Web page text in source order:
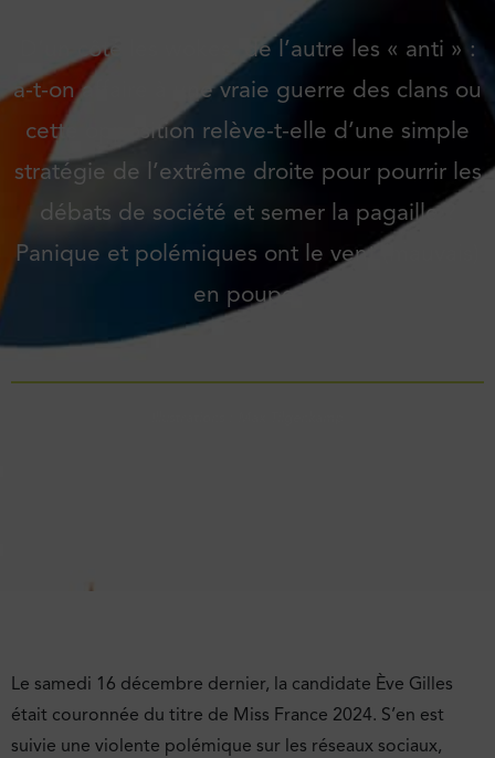
D’un côté les wokes, de l’autre les « anti » :
a-t-on affaire à une vraie guerre des clans ou
cette opposition relève-t-elle d’une simple
stratégie de l’extrême droite pour pourrir les
débats de société et semer la pagaille ?
Panique et polémiques ont le vent (mauvais)
en poupe.
Le samedi 16 décembre dernier, la candidate Ève Gilles
était couronnée du titre de Miss France 2024. S’en est
suivie une violente polémique sur les réseaux sociaux,